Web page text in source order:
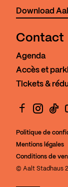
Download
Contact
Agenda
Accès et
Tickets &
Politique de
Mentions légales
Conditions de
© Aalt Stadhaus